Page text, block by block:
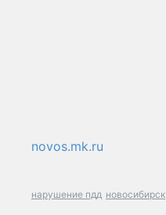
novos.mk.ru
нарушение пдд новосибирск